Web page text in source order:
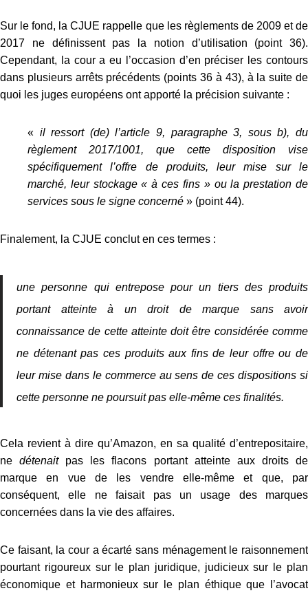
Sur le fond, la CJUE rappelle que les règlements de 2009 et de
2017 ne définissent pas la notion d’utilisation (point 36).
Cependant, la cour a eu l’occasion d’en préciser les contours
dans plusieurs arrêts précédents (points 36 à 43), à la suite de
quoi les juges européens ont apporté la précision suivante :
« il ressort (de) l’article 9, paragraphe 3, sous b), du
règlement 2017/1001, que cette disposition vise
spécifiquement l’offre de produits, leur mise sur le
marché, leur stockage « à ces fins » ou la prestation de
services sous le signe concerné » (point 44).
Finalement, la CJUE conclut en ces termes :
une personne qui entrepose pour un tiers des produits
portant atteinte à un droit de marque sans avoir
connaissance de cette atteinte doit être considérée comme
ne détenant pas ces produits aux fins de leur offre ou de
leur mise dans le commerce au sens de ces dispositions si
cette personne ne poursuit pas elle-même ces finalités.
Cela revient à dire qu’Amazon, en sa qualité d’entrepositaire,
ne détenait
pas les flacons portant atteinte aux droits de
marque en vue de les vendre elle-même et que, par
conséquent, elle ne faisait pas un usage des marques
concernées dans la vie des affaires.
Ce faisant, la cour a écarté sans ménagement le raisonnement
pourtant rigoureux sur le plan juridique, judicieux sur le plan
économique et harmonieux sur le plan éthique que l’avocat